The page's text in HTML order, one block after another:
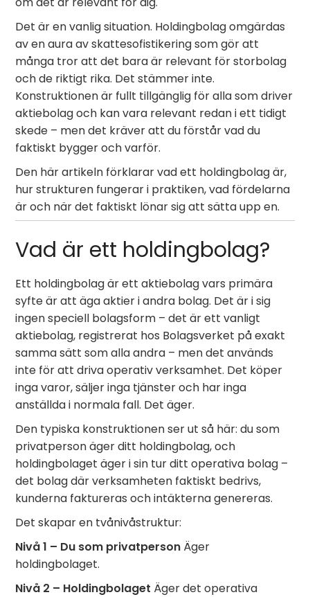
Det är en vanlig situation. Holdingbolag omgärdas
av en aura av skattesofistikering som gör att
många tror att det bara är relevant för storbolag
och de riktigt rika. Det stämmer inte.
Konstruktionen är fullt tillgänglig för alla som driver
aktiebolag och kan vara relevant redan i ett tidigt
skede – men det kräver att du förstår vad du
faktiskt bygger och varför.
Den här artikeln förklarar vad ett holdingbolag är,
hur strukturen fungerar i praktiken, vad fördelarna
är och när det faktiskt lönar sig att sätta upp en.
Vad är ett holdingbolag?
Ett holdingbolag är ett aktiebolag vars primära
syfte är att äga aktier i andra bolag. Det är i sig
ingen speciell bolagsform – det är ett vanligt
aktiebolag, registrerat hos Bolagsverket på exakt
samma sätt som alla andra – men det används
inte för att driva operativ verksamhet. Det köper
inga varor, säljer inga tjänster och har inga
anställda i normala fall. Det äger.
Den typiska konstruktionen ser ut så här: du som
privatperson äger ditt holdingbolag, och
holdingbolaget äger i sin tur ditt operativa bolag –
det bolag där verksamheten faktiskt bedrivs,
kunderna faktureras och intäkterna genereras.
Det skapar en tvånivåstruktur:
Nivå 1 – Du som privatperson Äger
holdingbolaget.
Nivå 2 – Holdingbolaget Äger det operativa